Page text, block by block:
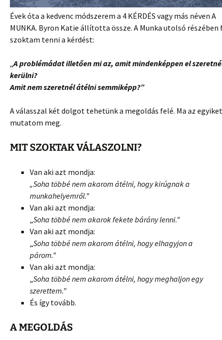
Évek óta a kedvenc módszerem a 4 KÉRDÉS vagy más néven A
MUNKA. Byron Katie állította össze. A Munka utolsó részében
szoktam tenni a kérdést:
„A problémádat illetően mi az, amit mindenképpen el
kerülni?
Amit nem szeretnél átélni semmiképp?”
A válasszal két dolgot tehetünk a megoldás felé. Ma az egyiket
mutatom meg.
MIT SZOKTAK VÁLASZOLNI?
Van aki azt mondja:
„Soha többé nem akarom átélni, hogy kirúgnak a
munkahelyemről.”
Van aki azt mondja:
Soha többé nem akarok fekete bárány lenni.”
Van aki azt mondja:
Soha többé nem akarom átélni, hogy elhagyjon a
párom.”
Van aki azt mondja:
Soha többé nem akarom átélni, hogy meghaljon egy
szerettem.”
És így tovább.
A MEGOLDÁS